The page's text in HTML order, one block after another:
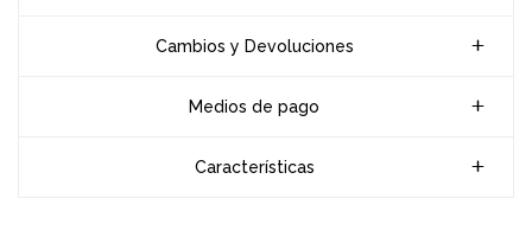
Cambios y Devoluciones
Medios de pago
Características